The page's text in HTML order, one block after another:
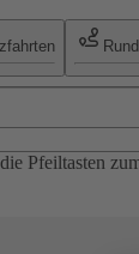
Pfeiltasten